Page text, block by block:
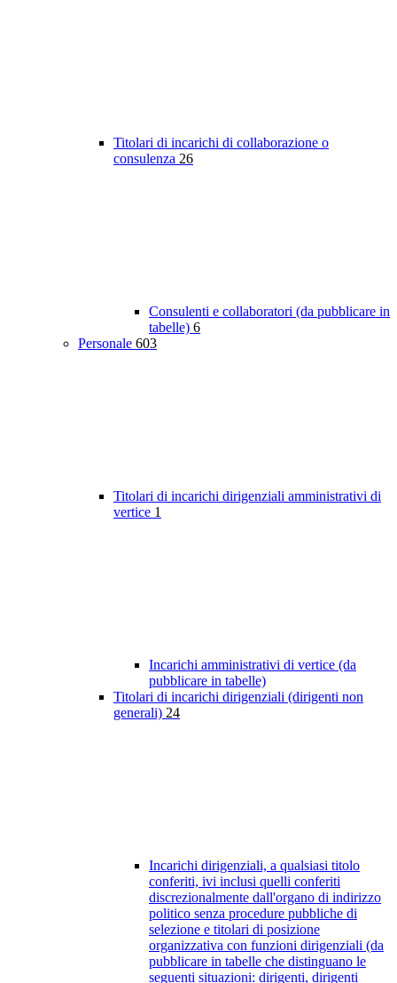
Titolari di incarichi di collaborazione o
consulenza 26
Consulenti e collaboratori (da pubblicare in
tabelle) 6
Personale 603
Titolari di incarichi dirigenziali amministrativi di
vertice 1
Incarichi amministrativi di vertice (da
pubblicare in tabelle)
Titolari di incarichi dirigenziali (dirigenti non
generali) 24
Incarichi dirigenziali, a qualsiasi titolo
conferiti, ivi inclusi quelli conferiti
discrezionalmente dall'organo di indirizzo
politico senza procedure pubbliche di
selezione e titolari di posizione
organizzativa con funzioni dirigenziali (da
pubblicare in tabelle che distinguano le
seguenti situazioni: dirigenti, dirigenti